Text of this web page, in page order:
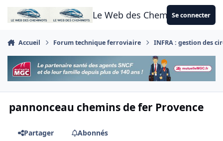
Aller au contenu
Le Web des CheminotsSe connecter
Accueil Forum technique ferroviaire INFRA : gestion des
pannonceau chemins de fer Provence
Partager
Abonnés